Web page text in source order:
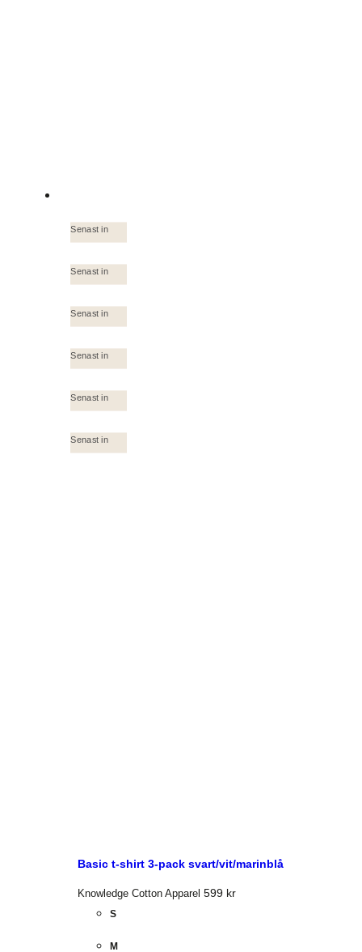
Senast in
Senast in
Senast in
Senast in
Senast in
Senast in
Basic t-shirt 3-pack svart/vit/marinblå
Knowledge Cotton Apparel 599 kr
S
M